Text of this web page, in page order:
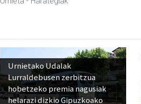
Urnietako Udalak
Lurraldebusen zerbitzua
hobetzeko premia nagusiak
helarazi dizkio Gipuzkoako